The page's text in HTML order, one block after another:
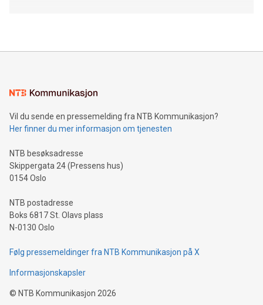
Vil du sende en pressemelding fra NTB Kommunikasjon?
Her finner du mer informasjon om tjenesten
NTB besøksadresse
Skippergata 24 (Pressens hus)
0154 Oslo
NTB postadresse
Boks 6817 St. Olavs plass
N-0130 Oslo
Følg pressemeldinger fra NTB Kommunikasjon på X
Informasjonskapsler
© NTB Kommunikasjon 2026